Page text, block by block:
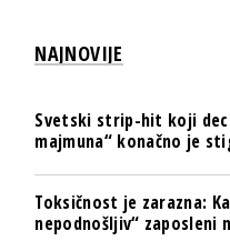
NAJNOVIJE
Svetski strip-hit koji
majmuna“ konačno je
Toksičnost je zarazna:
nepodnošljiv“ zaposleni